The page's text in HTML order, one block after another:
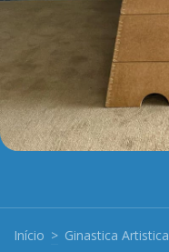
Início > Ginastica Artistica